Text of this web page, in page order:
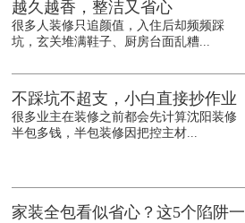
越久越香，整洁又省心
很多人装修只追颜值，入住后却频频踩
坑，玄关堆满鞋子、厨房台面乱糟...
不踩坑不超支，小白直接抄作业
很多业主在装修之前都会先计算沈阳装修
半包多钱，半包装修因把控主材...
家装全包看似省心？这5个陷阱一